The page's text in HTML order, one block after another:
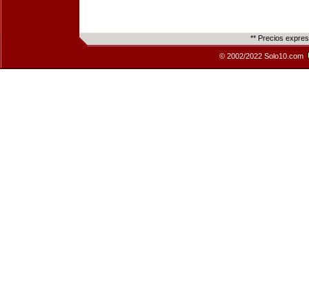
** Precios
© 2002/2022 Solo10.com